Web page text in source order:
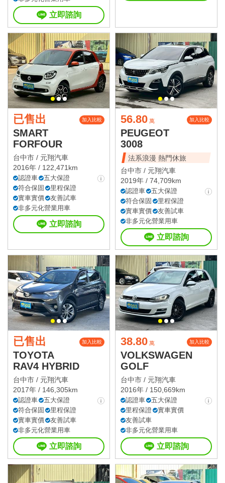
立即諮詢
已售出 加入比較
SMART
FORFOUR
台中市 / 元翔汽車
2016年 / 122,471km
認證車
五大保證
符合保固
里程保證
實車實價
友善試車
非多元化營業用車
立即諮詢
56.80 萬 加入比較
PEUGEOT
3008
法系浪漫 熱門休旅
台中市 / 元翔汽車
2019年 / 74,709km
認證車
五大保證
符合保固
里程保證
實車實價
友善試車
非多元化營業用車
立即諮詢
已售出 加入比較
TOYOTA
RAV4 HYBRID
台中市 / 元翔汽車
2017年 / 146,305km
認證車
五大保證
符合保固
里程保證
實車實價
友善試車
非多元化營業用車
立即諮詢
38.80 萬 加入比較
VOLKSWAGEN
GOLF
台中市 / 元翔汽車
2016年 / 150,669km
認證車
五大保證
里程保證
實車實價
友善試車
非多元化營業用車
立即諮詢